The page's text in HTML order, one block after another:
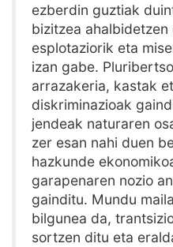
ezberdin guztiak
bizitzea
esplotaziorik eta
izan gabe.
arrazakeria, kastak
diskriminazioak
jendeak naturaren
zer esan nahi duen
hazkunde
garapenaren nozio
gainditu. Mundu
bilgunea da,
sortzen ditu eta